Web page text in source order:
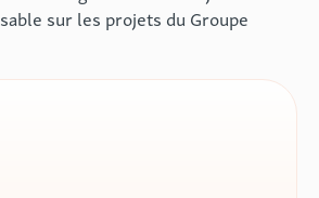
sur les projets du Groupe